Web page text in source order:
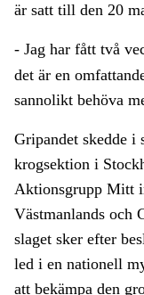
är satt till den 20
- Jag har fått två
det är en
sannolikt behöva
Gripandet skedde i
krogsektion i
Aktionsgrupp Mitt
Västmanlands och
slaget sker efter
led i en nationell
att bekämpa den